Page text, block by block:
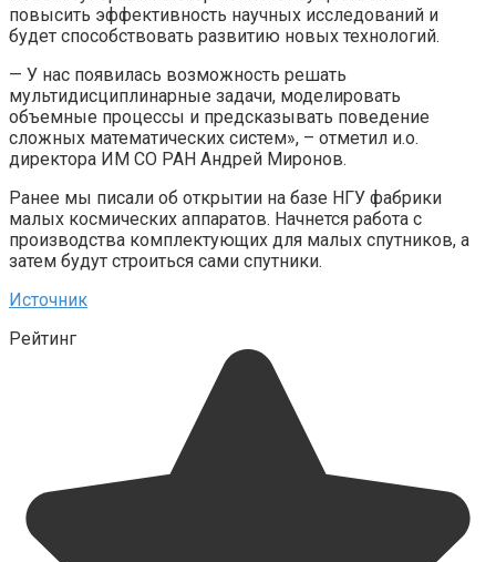
повысить эффективность научных исследований и
будет способствовать развитию новых технологий.
— У нас появилась возможность решать
мультидисциплинарные задачи, моделировать
объемные процессы и предсказывать поведение
сложных математических систем», – отметил и.о.
директора ИМ СО РАН Андрей Миронов.
Ранее мы писали об открытии на базе НГУ фабрики
малых космических аппаратов. Начнется работа с
производства комплектующих для малых спутников, а
затем будут строиться сами спутники.
Источник
Рейтинг